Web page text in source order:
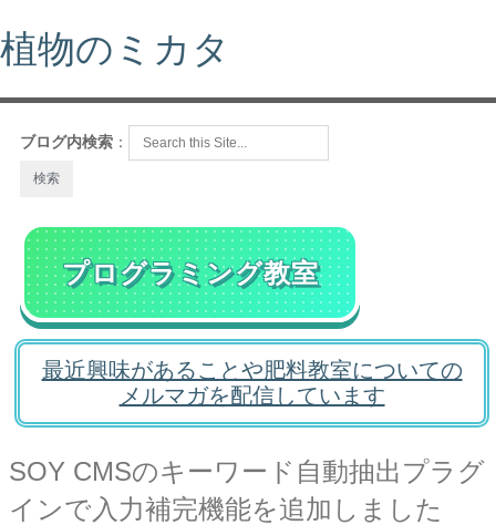
植物のミカタ
ブログ内検索 ：
プログラミング教室
最近興味があることや肥料教室についての
メルマガを配信しています
SOY CMSのキーワード自動抽出プラグ
インで入力補完機能を追加しました